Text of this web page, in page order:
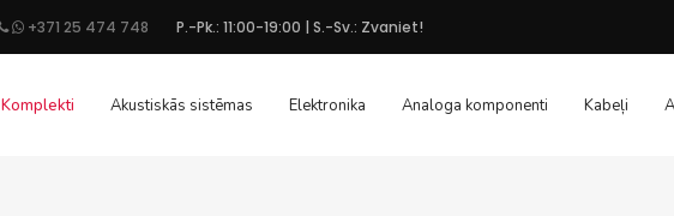
+371 25 474 748 P.-Pk.: 11:00-19:00 | S.-Sv.: Zvaniet!
Komplekti Akustiskās sistēmas Elektronika Analoga komponenti Kabeļi